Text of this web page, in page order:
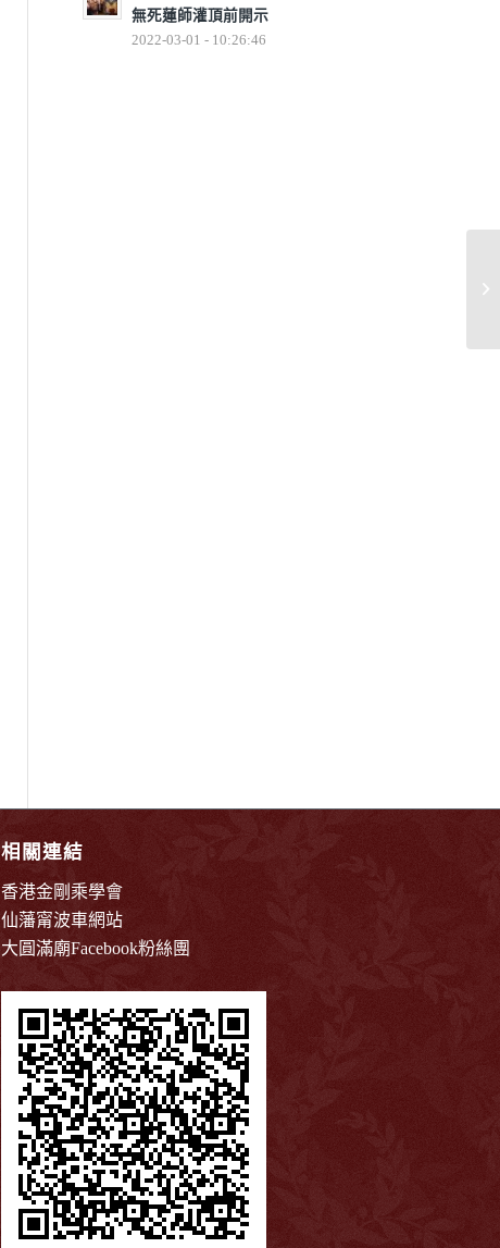
無死蓮師灌頂前開示
2022-03-01 - 10:26:46
相關連結
香港金剛乘學會
仙藩甯波車網站
大圓滿廟Facebook粉絲團